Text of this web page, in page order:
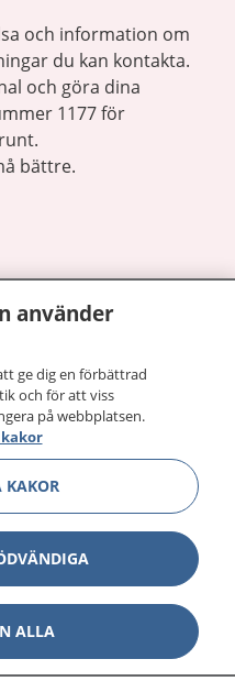
och information om
du kan kontakta.
och göra dina
1177 för
bättre.
använder
ge dig en förbättrad
och för att viss
på webbplatsen.
KAKOR
ALLA